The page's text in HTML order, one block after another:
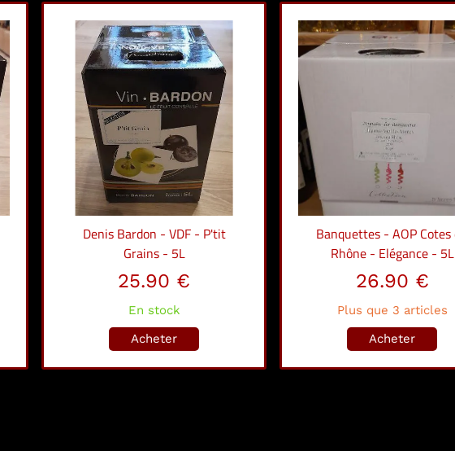
Denis Bardon - VDF - P'tit
Grains - 5L
25.90 €
En stock
Acheter
Banquettes - AOP Cotes
Rhône - Elégance - 5L
26.90 €
Plus que 3 articles
Acheter